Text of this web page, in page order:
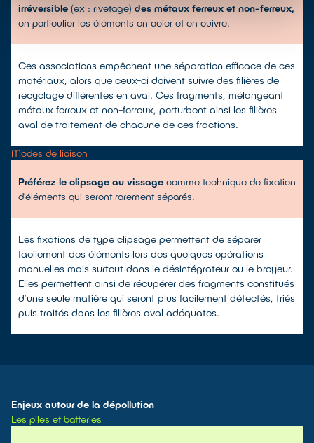
irréversible (ex : rivetage) des métaux ferreux et non-ferreux,
en particulier les éléments en acier et en cuivre.
Ces associations empêchent une séparation efficace de ces
matériaux, alors que ceux-ci doivent suivre des filières de
recyclage différentes en aval. Ces fragments, mélangeant
métaux ferreux et non-ferreux, perturbent ainsi les filières
aval de traitement de chacune de ces fractions.
Modes de liaison
Préférez le clipsage au vissage comme technique de fixation
d’éléments qui seront rarement séparés.
Les fixations de type clipsage permettent de séparer
facilement des éléments lors des quelques opérations
manuelles mais surtout dans le désintégrateur ou le broyeur.
Elles permettent ainsi de récupérer des fragments constitués
d’une seule matière qui seront plus facilement détectés, triés
puis traités dans les filières aval adéquates.
Enjeux autour de la dépollution
Les piles et batteries